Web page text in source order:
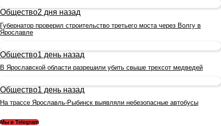
Общество2 дня назад
Губернатор проверил строительство третьего моста через Волгу в
Ярославле
Общество1 день назад
В Ярославской области разрешили убить свыше трехсот медведей
Общество1 день назад
На трассе Ярославль-Рыбинск выявляли небезопасные автобусы
Мы в Telegram